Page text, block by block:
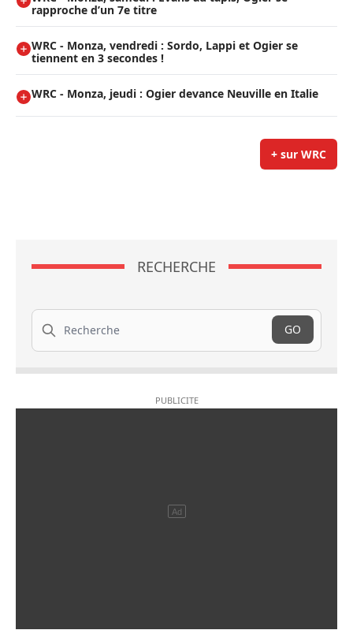
rapproche d’un 7e titre
WRC - Monza, vendredi : Sordo, Lappi et Ogier se
tiennent en 3 secondes !
WRC - Monza, jeudi : Ogier devance Neuville en Italie
+ sur WRC
RECHERCHE
Recherche
GO